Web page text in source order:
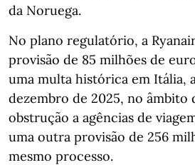
da Noruega.
No plano regulatório, a
provisão de 85 milhões de
uma multa histórica em Itália,
dezembro de 2025, no âmbito
obstrução a agências de
uma outra provisão de 256
mesmo processo.